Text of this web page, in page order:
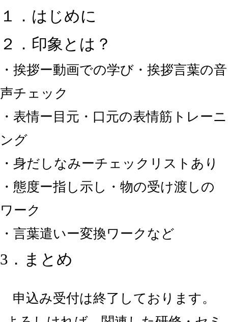
１．はじめに
２．印象とは？
・挨拶ー動画での学び・挨拶言葉の音
声チェック
・表情ー目元・口元の表情筋トレーニ
ング
・身だしなみーチェックリストあり
・態度ー指し示し・物の受け渡しの
ワーク
・言葉遣いー変換ワークなど
3．まとめ
申込み受付は終了しております。